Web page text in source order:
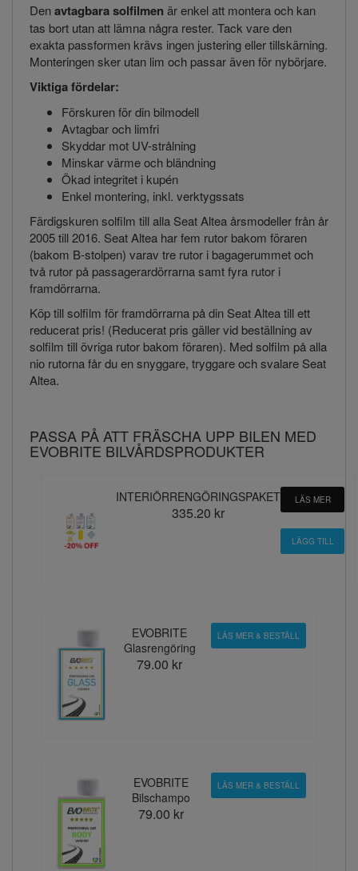
Denavtagbara solfilmen är enkel att montera och kan
tas bort utan att lämna några rester. Tack vare den
exakta passformen krävs ingen justering eller tillskärning.
Monteringen sker utan lim och passar även för nybörjare.
Viktiga fördelar:
Förskuren för din bilmodell
Avtagbar och limfri
Skyddar mot UV-strålning
Minskar värme och bländning
Ökad integritet i kupén
Enkel montering, inkl. verktygssats
Färdigskuren solfilm till alla Seat Altea årsmodeller från år
2005 till 2016. Seat Altea har fem rutor bakom föraren
(bakom B-stolpen) varav tre rutor i bagagerummet och
två rutor på passagerardörrarna samt fyra rutor i
framdörrarna.
Köp till solfilm för framdörrarna på din Seat Altea till ett
reducerat pris! (Reducerat pris gäller vid beställning av
solfilm till övriga rutor bakom föraren). Med solfilm på alla
nio rutorna får du en snyggare, tryggare och svalare Seat
Altea.
PASSA PÅ ATT FRÄSCHA UPP BILEN MED
EVOBRITE BILVÅRDSPRODUKTER
INTERIÖRRENGÖRINGSPAKET
335.20 kr
LÄS MER
EVOBRITE
Glasrengöring
79.00 kr
LÄS MER & BESTÄLL
EVOBRITE
Bilschampo
79.00 kr
LÄS MER & BESTÄLL